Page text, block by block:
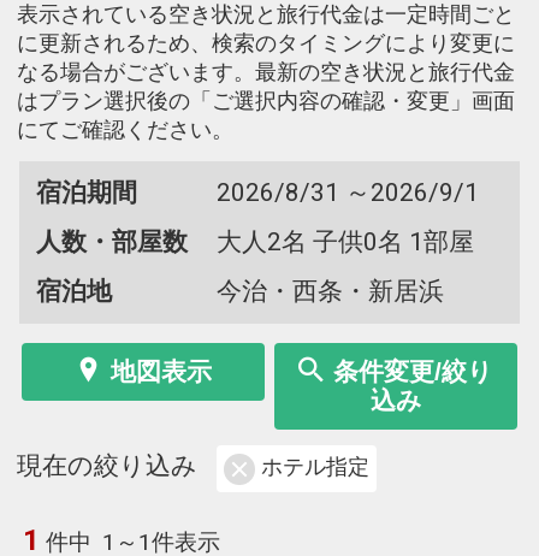
表示されている空き状況と旅行代金は一定時間ごと
に更新されるため、検索のタイミングにより変更に
なる場合がございます。最新の空き状況と旅行代金
はプラン選択後の「ご選択内容の確認・変更」画面
にてご確認ください。
宿泊期間
2026/8/31 ～2026/9/1
人数・部屋数
大人2名 子供0名 1部屋
宿泊地
今治・西条・新居浜
地図表示
条件変更/絞り
込み
現在の絞り込み ホテル指定
1 件中 1～1件表示